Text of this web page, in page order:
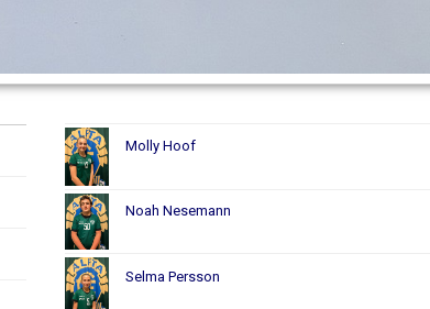
Molly Hoof
Noah Nesemann
Selma Persson